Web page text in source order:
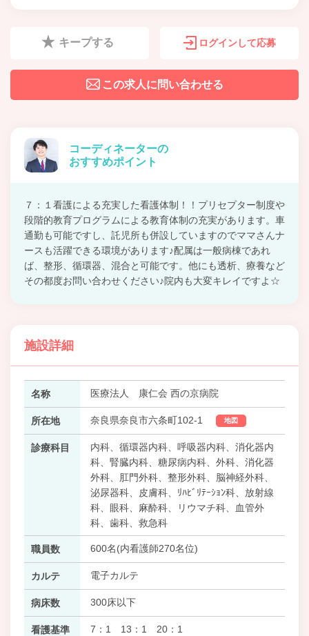
キープする ログインして応募
この求人に問い合わせる
コーディネーターの
おすすめポイント
７：１看護による充実した看護体制！！プリセプター制度や
段階的教育プログラムによる教育体制の充実があります。車
通勤も可能ですし、託児所も併設していますのでママさんナ
ースも活躍できる環境があります♪配属は一般病棟であれ
ば、整形、循環器、混合と可能です。他にも透析、療養など
その都度お問い合わせください♪院内も大変キレイですよ☆
施設詳細
名称 医療法人 康仁会 西の京病院
所在地 奈良県奈良市六条町102-1 地図
診療科目
内科、循環器内科、呼吸器内科、消化器内
科、腎臓内科、糖尿病内科、外科、消化器
外科、肛門外科、整形外科、脳神経外科、
泌尿器科、皮膚科、ﾘﾊﾋﾞﾘﾃｰｼｮﾝ科、放射線
科、眼科、麻酔科、リウマチ科、血管外
科、歯科、救急科
職員数 600名(内看護師270名位)
カルテ 電子カルテ
病床数 300床以下
看護基準 7：1 13：1 20：1